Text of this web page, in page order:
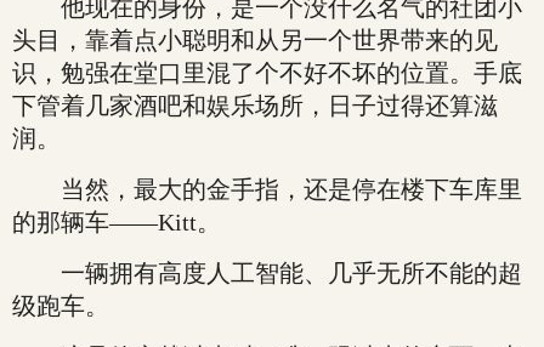
他现在的身份，是一个没什么名气的社团小
头目，靠着点小聪明和从另一个世界带来的见
识，勉强在堂口里混了个不好不坏的位置。手底
下管着几家酒吧和娱乐场所，日子过得还算滋
润。
当然，最大的金手指，还是停在楼下车库里
的那辆车——Kitt。
一辆拥有高度人工智能、几乎无所不能的超
级跑车。